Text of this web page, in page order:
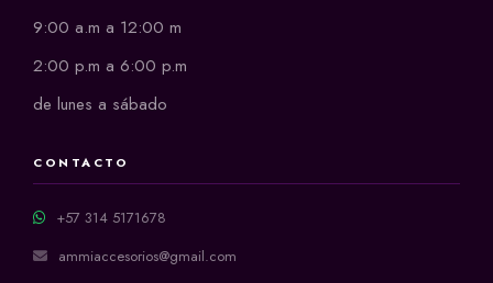
9:00 a.m a 12:00 m
2:00 p.m a 6:00 p.m
de lunes a sábado
CONTACTO
+57 314 5171678
ammiaccesorios@gmail.com